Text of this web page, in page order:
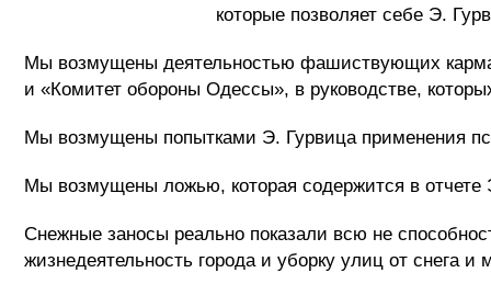
которые позволяет себе Э. Гурвиц в
Мы возмущены деятельностью фашиствующих
и «Комитет обороны Одессы», в руководстве,
Мы возмущены попытками Э. Гурвица применения
Мы возмущены ложью, которая содержится в отчете
Снежные заносы реально показали всю не
жизнедеятельность города и уборку улиц от снега и